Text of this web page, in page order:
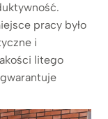
pracy było
i
litego